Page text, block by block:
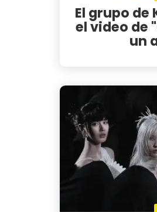
El grupo de
el video de
un